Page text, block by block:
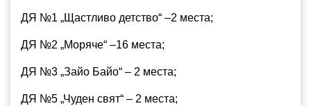
ДЯ №1 „Щастливо детство“ –2 места;
ДЯ №2 „Моряче“ –16 места;
ДЯ №3 „Зайо Байо“ – 2 места;
ДЯ №5 „Чуден свят“ – 2 места;